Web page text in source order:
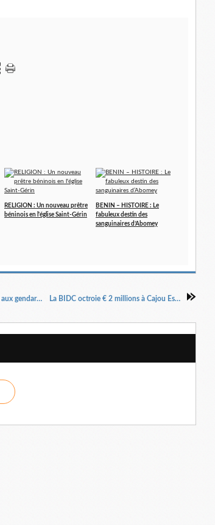
RELIGION : Un nouveau prêtre
béninois en l'église Saint-Gérin
BENIN – HISTOIRE : Le
fabuleux destin des
sanguinaires d’Abomey
TOGO - Les opposantes togolaises montrent leurs fesses aux gendarmes La BIDC octroie € 2 millions à Cajou Espoir